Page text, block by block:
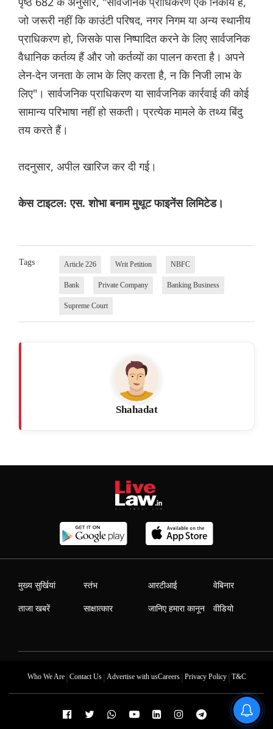
जो जरूरी नहीं कि काउंटी परिषद, नगर निगम या अन्य स्थानीय
प्राधिकरण हो, जिसके पास निष्पादित करने के लिए सार्वजनिक
वैधानिक कर्तव्य हैं और जो कर्तव्यों का पालन करता है। अपने
लेन-देन जनता के लाभ के लिए करता है, न कि निजी लाभ के
लिए"। सार्वजनिक प्राधिकरण या सार्वजनिक कार्रवाई की कोई
सामान्य परिभाषा नहीं हो सकती। प्रत्येक मामले के तथ्य बिंदु
तय करते हैं।
तदनुसार, अपील खारिज कर दी गई।
केस टाइटल: एस. शोभा बनाम मुथूट फाइनेंस लिमिटेड।
Tags Article 226 Writ Petition NBFC
Bank Private Company Banking Business
Supreme Court
Shahadat
मुख्य सुर्खियां
ताजा खबरें
स्तंभ
साक्षात्कार
आरटीआई
जानिए हमारा कानून
वेबिनार
वीडियो
Who We Are| Contact Us| Advertise with usCareers| Privacy Policy| T&C